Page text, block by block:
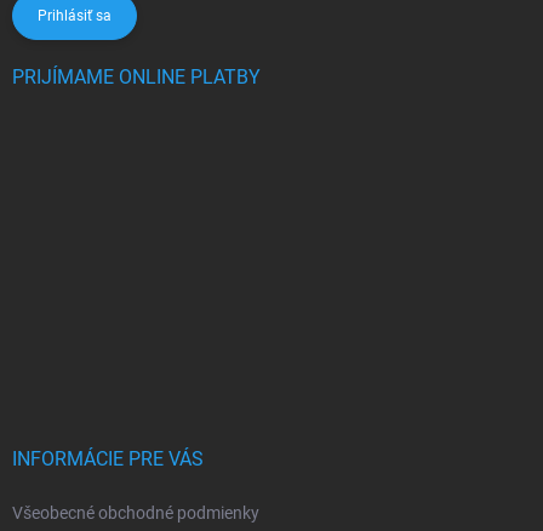
Prihlásiť sa
PRIJÍMAME ONLINE PLATBY
INFORMÁCIE PRE VÁS
Všeobecné obchodné podmienky